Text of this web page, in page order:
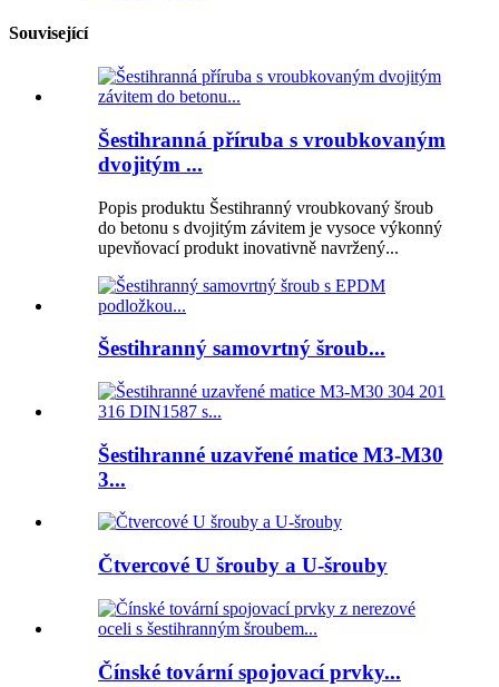
Související
Šestihranná příruba s vroubkovaným
dvojitým ...
Popis produktu Šestihranný vroubkovaný šroub
do betonu s dvojitým závitem je vysoce výkonný
upevňovací produkt inovativně navržený...
Šestihranný samovrtný šroub...
Šestihranné uzavřené matice M3-M30
3...
Čtvercové U šrouby a U-šrouby
Čínské tovární spojovací prvky...